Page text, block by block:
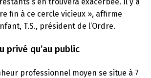
fin à ce cercle vicieux », affirme
T.S., président de l’Ordre.
privé qu’au public
professionnel moyen se situe à 7